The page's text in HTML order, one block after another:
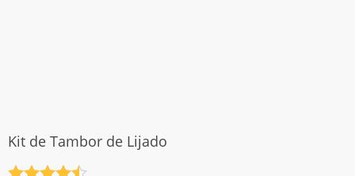
Kit de Tambor de Lijado